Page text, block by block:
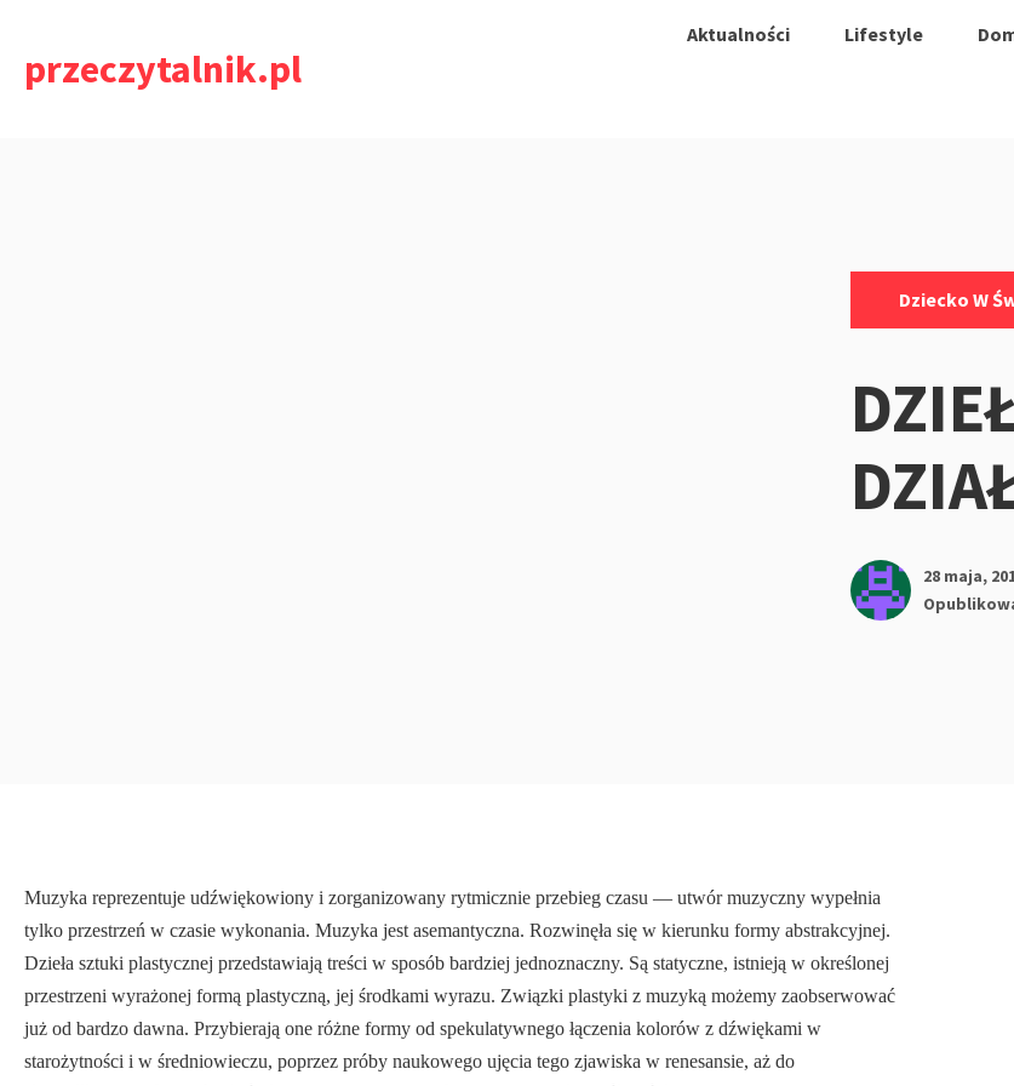
treściprzeczytalnik.pl
Aktualności Lifestyle
Dziecko W
28 maja,
Muzyka reprezentuje udźwiękowiony i zorganizowany rytmicznie prze­bieg czasu — utwór muzyczny wypełnia
tylko przestrzeń w czasie wykonania. Muzyka jest asemantyczna. Rozwinęła się w kierunku formy abstrakcyjnej.
Dzieła sztuki plastycznej przedstawiają treści w sposób bardziej jednoznacz­ny. Są statyczne, istnieją w określonej
przestrzeni wyrażonej formą plastycz­ną, jej środkami wyrazu. Związki plastyki z muzyką możemy zaobserwować
już od bardzo dawna. Przybierają one różne formy od spekulatywnego łączenia ko­lorów z dźwiękami w
starożytności i w średniowieczu, poprzez próby naukowego ujęcia tego zjawiska w renesansie, aż do